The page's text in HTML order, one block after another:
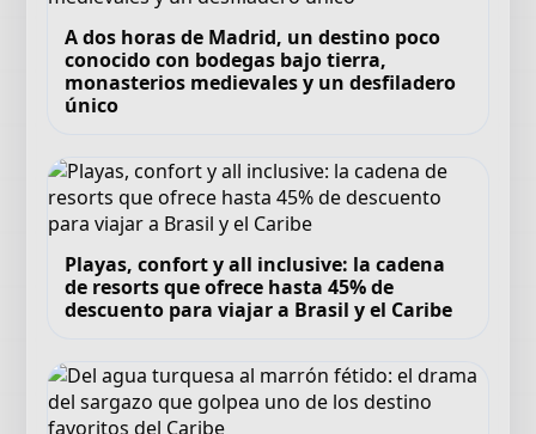
A dos horas de Madrid, un destino poco
conocido con bodegas bajo tierra,
monasterios medievales y un desfiladero
único
Playas, confort y all inclusive: la cadena
de resorts que ofrece hasta 45% de
descuento para viajar a Brasil y el Caribe